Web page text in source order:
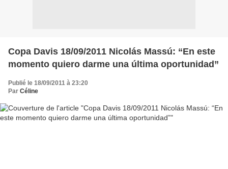
Copa Davis 18/09/2011 Nicolás Massú: “En este
momento quiero darme una última oportunidad”
Publié le 18/09/2011 à 23:20
Par Céline